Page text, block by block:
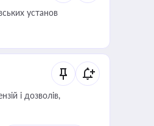
установ
і дозволів,